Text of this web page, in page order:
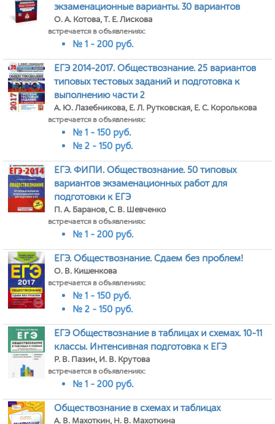
экзаменационные варианты. 30 вариантов
О. А. Котова, Т. Е. Лискова
встречается в объявлениях:
№ 1 - 200 руб.
ЕГЭ 2014-2017. Обществознание. 25 вариантов
типовых тестовых заданий и подготовка к
выполнению части 2
А. Ю. Лазебникова, Е. Л. Рутковская, Е. С. Королькова
встречается в объявлениях:
№ 1 - 150 руб.
№ 2 - 150 руб.
ЕГЭ. ФИПИ. Обществознание. 50 типовых
вариантов экзаменационных работ для
подготовки к ЕГЭ
П. А. Баранов, С. В. Шевченко
встречается в объявлениях:
№ 1 - 200 руб.
ЕГЭ. Обществознание. Сдаем без проблем!
О. В. Кишенкова
встречается в объявлениях:
№ 1 - 150 руб.
№ 2 - 150 руб.
ЕГЭ Обществознание в таблицах и схемах. 10-11
классы. Интенсивная подготовка к ЕГЭ
Р. В. Пазин, И. В. Крутова
встречается в объявлениях:
№ 1 - 200 руб.
Обществознание в схемах и таблицах
А. В. Махоткин, Н. В. Махоткина